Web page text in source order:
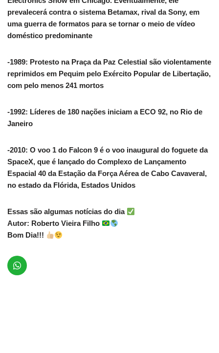
prevalecerá contra o sistema Betamax, rival da Sony, em
uma guerra de formatos para se tornar o meio de vídeo
doméstico predominante
-1989: Protesto na Praça da Paz Celestial são violentamente
reprimidos em Pequim pelo Exército Popular de Libertação,
com pelo menos 241 mortos
-1992: Líderes de 180 nações iniciam a ECO 92, no Rio de
Janeiro
-2010: O voo 1 do Falcon 9 é o voo inaugural do foguete da
SpaceX, que é lançado do Complexo de Lançamento
Espacial 40 da Estação da Força Aérea de Cabo Cavaveral,
no estado da Flórida, Estados Unidos
Essas são algumas notícias do dia
Autor: Roberto Vieira Filho
Bom Dia!!!